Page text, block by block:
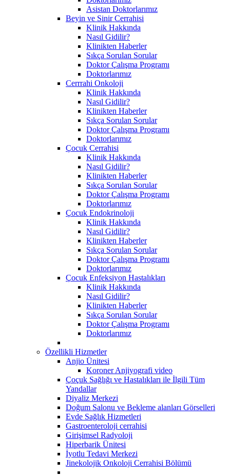
Asistan Doktorlarımız
Beyin ve Sinir Cerrahisi
Klinik Hakkında
Nasıl Gidilir?
Klinikten Haberler
Sıkça Sorulan Sorular
Doktor Çalışma Programı
Doktorlarımız
Cerrrahi Onkoloji
Klinik Hakkında
Nasıl Gidilir?
Klinikten Haberler
Sıkça Sorulan Sorular
Doktor Çalışma Programı
Doktorlarımız
Çocuk Cerrahisi
Klinik Hakkında
Nasıl Gidilir?
Klinikten Haberler
Sıkça Sorulan Sorular
Doktor Çalışma Programı
Doktorlarımız
Çocuk Endokrinoloji
Klinik Hakkında
Nasıl Gidilir?
Klinikten Haberler
Sıkça Sorulan Sorular
Doktor Çalışma Programı
Doktorlarımız
Çocuk Enfeksiyon Hastalıkları
Klinik Hakkında
Nasıl Gidilir?
Klinikten Haberler
Sıkça Sorulan Sorular
Doktor Çalışma Programı
Doktorlarımız
Özellikli Hizmetler
Anjio Ünitesi
Koroner Anjiyografi video
Çoçuk Sağlığı ve Hastalıkları ile İlgili Tüm
Yandallar
Diyaliz Merkezi
Doğum Salonu ve Bekleme alanları Görselleri
Evde Sağlık Hizmetleri
Gastroenteroloji cerrahisi
Girişimsel Radyoloji
Hiperbarik Ünitesi
İyotlu Tedavi Merkezi
Jinekolojik Onkoloji Cerrahisi Bölümü